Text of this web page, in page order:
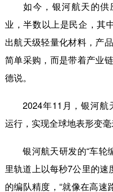
如今，银河航天的供
业，半数以上是民企，其
出航天级轻量化材料，产
简单采购，而是带着产业
德说。
2024年11月，银河航
运行，实现全球地表形变毫
银河航天研发的“车轮
里轨道上以每秒7公里的速
的编队精度，“就像在高速